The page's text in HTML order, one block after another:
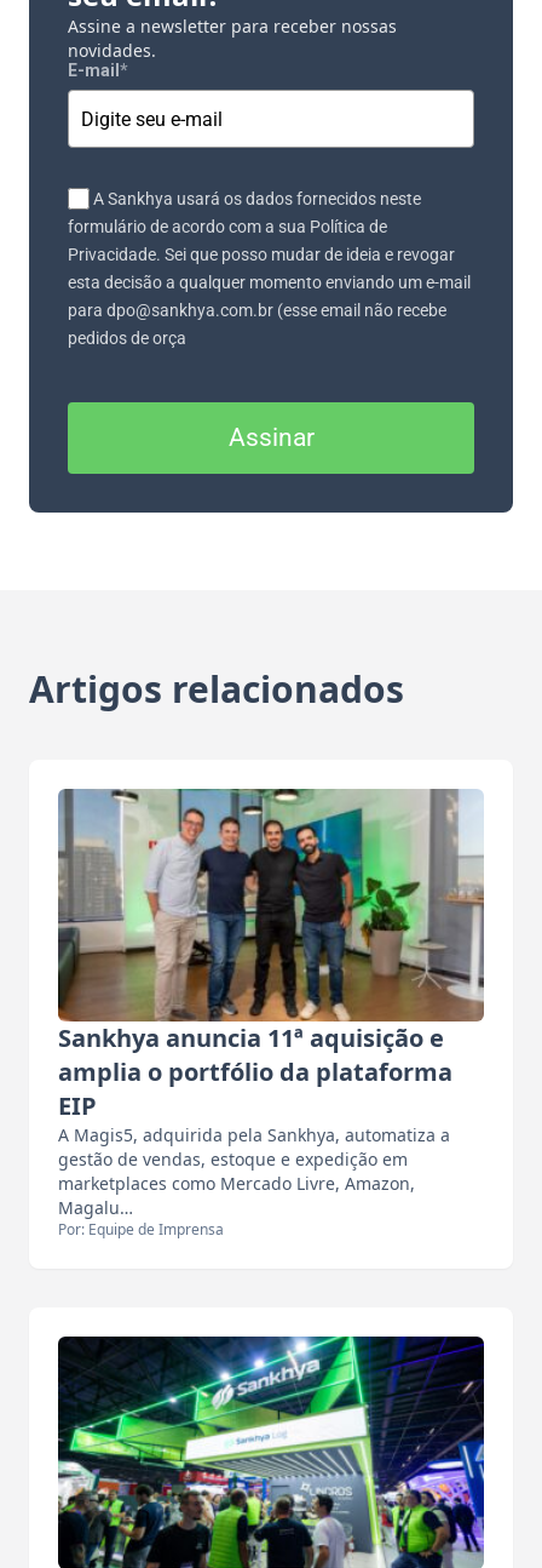
Assine a newsletter para receber nossas
novidades.
E-mail *
A Sankhya usará os dados fornecidos neste
formulário de acordo com a sua Política de
Privacidade. Sei que posso mudar de ideia e revogar
esta decisão a qualquer momento enviando um e-mail
para dpo@sankhya.com.br (esse email não recebe
pedidos de orça
Assinar
Artigos relacionados
Sankhya anuncia 11ª aquisição e
amplia o portfólio da plataforma
EIP
A Magis5, adquirida pela Sankhya, automatiza a
gestão de vendas, estoque e expedição em
marketplaces como Mercado Livre, Amazon,
Magalu…
Por: Equipe de Imprensa